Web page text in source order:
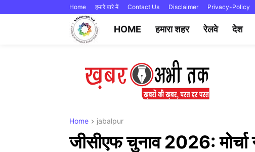
Home हमारे बारे में Contact Us Disclaimer Privacy-Policy
HOME हमारा शहर रेलवे देश
Home jabalpur
जीसीएफ चुनाव 2026: मोर्चा